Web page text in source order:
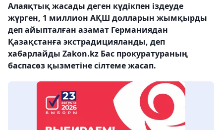
Алаяқтық жасады деген күдікпен іздеуде
жүрген, 1 миллион АҚШ долларын жымқырды
деп айыпталған азамат Германиядан
Қазақстанға экстрадицияланды, деп
хабарлайды Zakon.kz Бас прокуратураның
баспасөз қызметіне сілтеме жасап.